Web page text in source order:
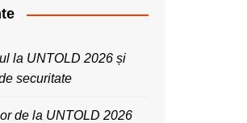
la UNTOLD 2026 și
securitate
de la UNTOLD 2026